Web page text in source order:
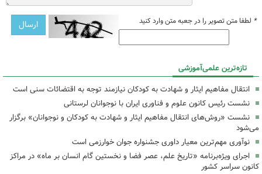
* لطفا متن تصویر را در جعبه متن وارد کنید
تازه‌ترین علمی‌آموزشی
انتقال مفاهیم ایثار و شهادت به کودکان نیازمند توجه به اقتضائات سنی است
نشست رئیس کانون علوم و فناوری ایران با نوجوانان لرستانی
نشست «روش‌های انتقال مفاهیم ایثار و شهادت به کودکان و نوجوانان» برگزار
می‌شود
نوآوری مهم‌ترین معیار داوری جشنواره جوان خوارزمی است
اجرای ویژه‌برنامه «تاریخ علم، عصر فضا و نخستین گام انسان بر ماه» در مراکز
کانون سراسر کشور